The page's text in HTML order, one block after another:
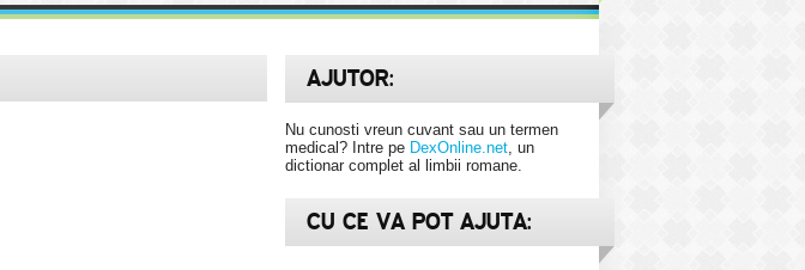
AJUTOR:
Nu cunosti vreun cuvant sau un termen
medical? Intre pe DexOnline.net, un
dictionar complet al limbii romane.
CU CE VA POT AJUTA: